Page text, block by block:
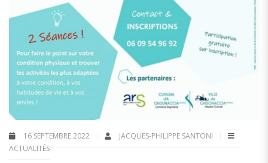
16 SEPTEMBRE 2022
JACQUES-PHILIPPE SANTONI
ACTUALITÉS